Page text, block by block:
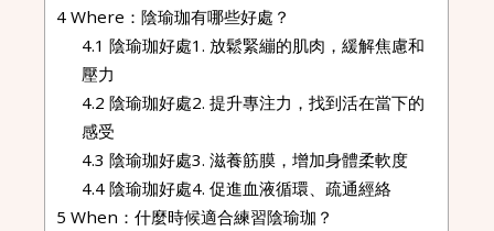
4 Where：陰瑜珈有哪些好處？
4.1 陰瑜珈好處1. 放鬆緊繃的肌肉，緩解焦慮和
壓力
4.2 陰瑜珈好處2. 提升專注力，找到活在當下的
感受
4.3 陰瑜珈好處3. 滋養筋膜，增加身體柔軟度
4.4 陰瑜珈好處4. 促進血液循環、疏通經絡
5 When：什麼時候適合練習陰瑜珈？